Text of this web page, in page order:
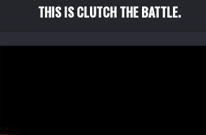
THIS IS CLUTCH THE BATTLE.